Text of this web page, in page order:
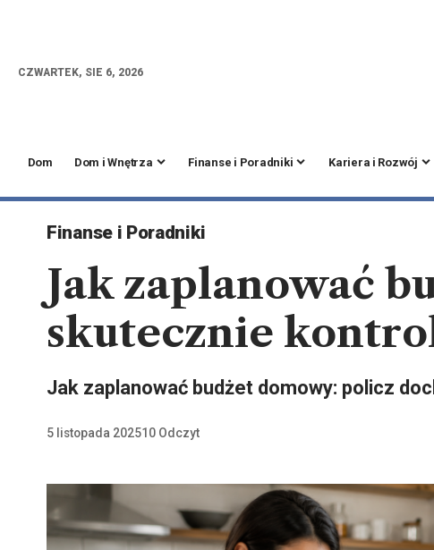
CZWARTEK, SIE 6, 2026
Dom Dom i Wnętrza Finanse i Poradniki Kariera i Rozwój
Finanse i Poradniki
Jak zaplanować
skutecznie
Jak zaplanować budżet domowy: policz
5 listopada 202510 Odczyt